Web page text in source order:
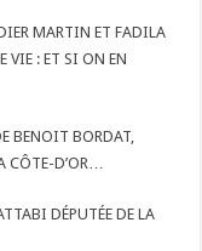
MARTIN ET FADILA
VIE : ET SI ON EN
BENOIT BORDAT,
CÔTE-D’OR…
DÉPUTÉE DE LA